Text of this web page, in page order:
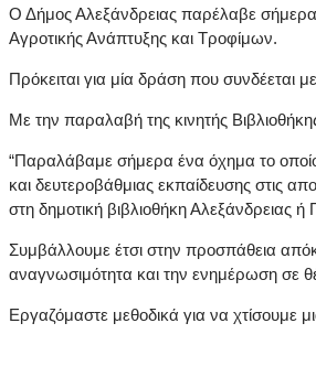
Ο Δήμος Αλεξάνδρειας παρέλαβε
Αγροτικής Ανάπτυξης και Τροφίμων.
Πρόκειται για μία δράση που συνδέεται
Με την παραλαβή της κινητής
“Παραλάβαμε σήμερα ένα όχημα το
και δευτεροβάθμιας εκπαίδευσης στις
στη δημοτική βιβλιοθήκη Αλεξάνδρειας ή
Συμβάλλουμε έτσι στην προσπάθεια
αναγνωσιμότητα και την ενημέρωση σε
Εργαζόμαστε μεθοδικά για να χτίσουμε